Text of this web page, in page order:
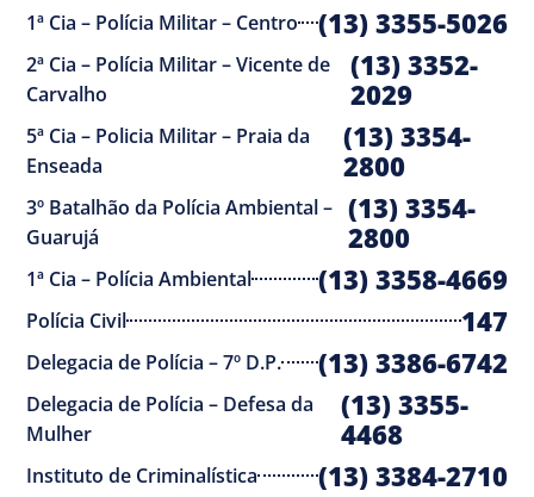
1ª Cia – Polícia Militar – Centro (13) 3355-5026
2ª Cia – Polícia Militar – Vicente de
Carvalho
(13) 3352-
2029
5ª Cia – Policia Militar – Praia da
Enseada
(13) 3354-
2800
3º Batalhão da Polícia Ambiental –
Guarujá
(13) 3354-
2800
1ª Cia – Polícia Ambiental (13) 3358-4669
Polícia Civil 147
Delegacia de Polícia – 7º D.P. (13) 3386-6742
Delegacia de Polícia – Defesa da
Mulher
(13) 3355-
4468
Instituto de Criminalística (13) 3384-2710